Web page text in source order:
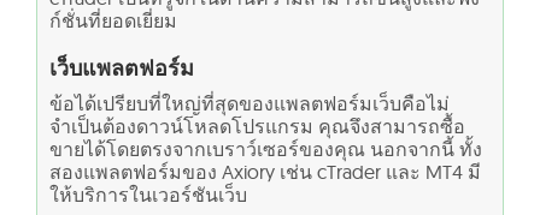
ก์ชั่นที่ยอดเยี่ยม
เว็บแพลตฟอร์ม
ข้อได้เปรียบที่ใหญ่ที่สุดของแพลตฟอร์มเว็บคือไม่
จำเป็นต้องดาวน์โหลดโปรแกรม คุณจึงสามารถซื้อ
ขายได้โดยตรงจากเบราว์เซอร์ของคุณ นอกจากนี้ ทั้ง
สองแพลตฟอร์มของ Axiory เช่น cTrader และ MT4 มี
ให้บริการในเวอร์ชันเว็บ